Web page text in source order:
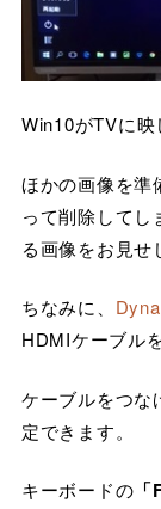
Win10がTVに映
ほかの画像を準
って削除して
る画像をお見せ
ちなみに、
HDMIケーブル
ケーブルをつな
定できます。
キーボードの